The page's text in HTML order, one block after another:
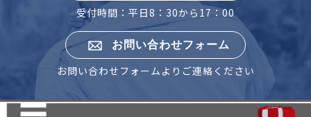
受付時間：平日8：30から17：00
お問い合わせフォーム
お問い合わせフォームよりご連絡ください